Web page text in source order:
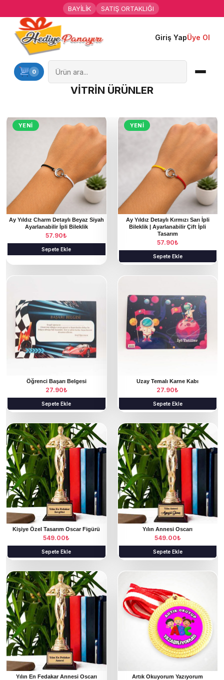
BAYİLİK SATIŞ ORTAKLIĞI
Giriş YapÜye Ol
0
Ana Sayfa
Kişiye Özel Hediyeler
Mesleklere Özel Hediyeler
Özel Günler
Öğrenci Motivasyon Hediyeleri
Yaka Rozeti
Farklı Hediyeler
VİTRİN ÜRÜNLER
YENI
Ay Yıldız Charm Detaylı Beyaz Siyah
Ayarlanabilir İpli Bileklik
57.90₺
Sepete Ekle
YENI
Ay Yıldız Detaylı Kırmızı Sarı İpli
Bileklik | Ayarlanabilir Çift İpli
Tasarım
57.90₺
Sepete Ekle
Öğrenci Başarı Belgesi
27.90₺
Sepete Ekle
Uzay Temalı Karne Kabı
27.90₺
Sepete Ekle
Kişiye Özel Tasarım Oscar Figürü
549.00₺
Sepete Ekle
Yılın Annesi Oscarı
549.00₺
Sepete Ekle
Yılın En Fedakar Annesi Oscarı
Artık Okuyorum Yazıyorum